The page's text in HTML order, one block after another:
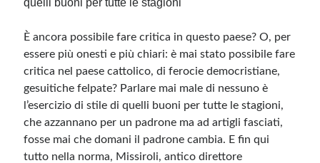
Categorie
Questo blog non rappresenta una testata giornalistica, in quanto viene aggiornato
senza alcuna periodicità. Non può pertanto considerarsi un prodotto editoriale ai
sensi della legge n· 62 del 7.03.2001. L’autore non è responsabile di quanto
pubblicato dai lettori nei commenti ai vari post. Saranno comunque cancellati quelli
ritenuti offensivi o lesivi dell’immagine o dell’onorabilità di terzi, di genere spam,
razzisti o che contengano dati personali non conformi al rispetto delle norme sulla
privacy. Alcune immagini inserite in questo blog sono tratte da Internet e, pertanto,
considerate di pubblico dominio. Qualora la loro pubblicazione violasse eventuali
quelli buoni per tutte le stagioni
È ancora possibile fare critica in questo paese? O, per
essere più onesti e più chiari: è mai stato possibile fare
critica nel paese cattolico, di ferocie democristiane,
gesuitiche felpate? Parlare mai male di nessuno è
l’esercizio di stile di quelli buoni per tutte le stagioni,
che azzannano per un padrone ma ad artigli fasciati,
fosse mai che domani il padrone cambia. E fin qui
tutto nella norma, Missiroli, antico direttore